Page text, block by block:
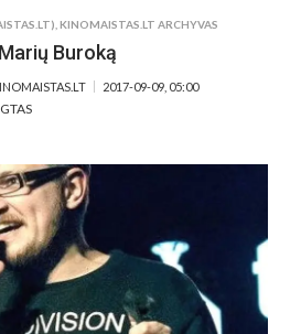
,KINOMAISTAS.LT ARCHYVAS
Buroką
2017-09-09, 05:00
ĮRAŠE
PAGAL…
MARIŲ
BUROKĄ